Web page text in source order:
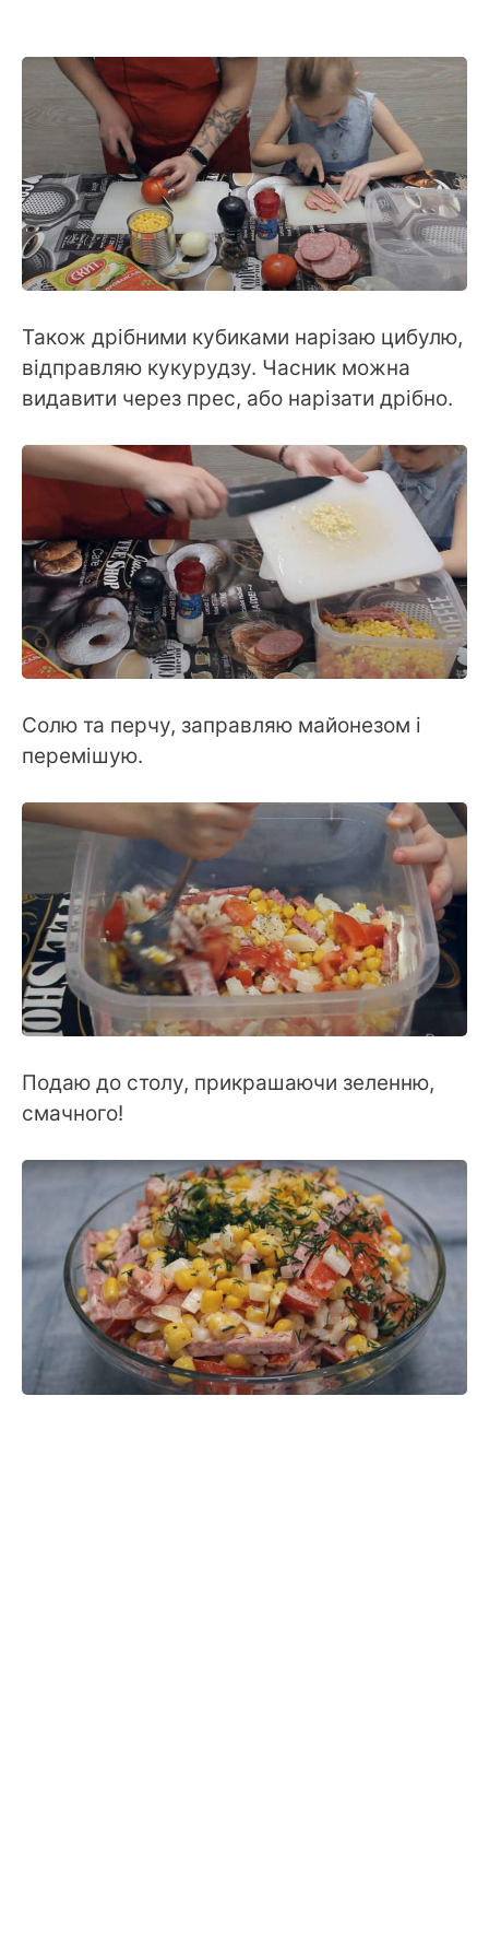
Також дрібними кубиками нарізаю цибулю,
відправляю кукурудзу. Часник можна
видавити через прес, або нарізати дрібно.
Солю та перчу, заправляю майонезом і
перемішую.
Подаю до столу, прикрашаючи зеленню,
смачного!